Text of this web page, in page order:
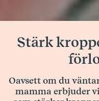
Stärk
Oavsett om du
mamma erbjuder